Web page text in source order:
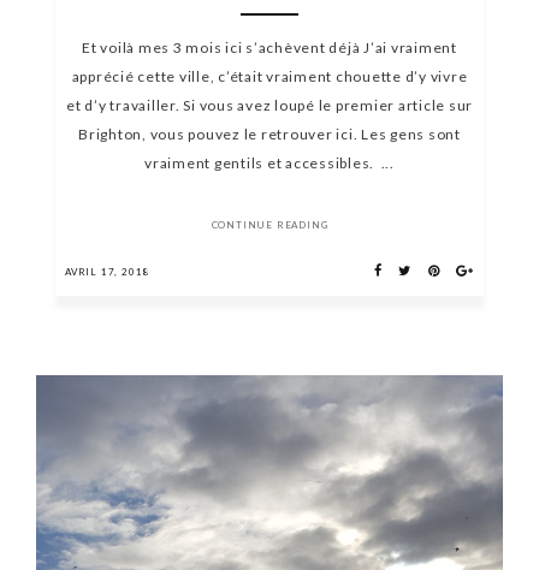
Et voilà mes 3 mois ici s’achèvent déjà J’ai vraiment
apprécié cette ville, c’était vraiment chouette d’y vivre
et d’y travailler. Si vous avez loupé le premier article sur
Brighton, vous pouvez le retrouver ici. Les gens sont
vraiment gentils et accessibles. ...
CONTINUE READING
AVRIL 17, 2018